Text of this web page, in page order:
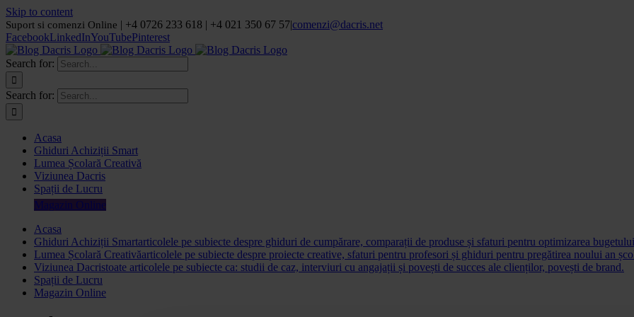
Skip to content
Suport si comenzi Online | +4 0726 233 618 | +4 021 350 67 57|comenzi@dacris.net
FacebookLinkedInYouTubePinterest
Search for:
Search for:
Acasa
Ghiduri Achiziții Smart
Lumea Școlară Creativă
Viziunea Dacris
Spații de Lucru
Magazin Online
Acasa
Ghiduri Achiziții Smartarticolele pe subiecte despre ghiduri de cumpărare, comparații de produse și sfaturi pentru optimizarea
Lumea Școlară Creativăarticolele pe subiecte despre proiecte creative, sfaturi pentru profesori și ghiduri pentru pregătirea noului an
Viziunea Dacristoate articolele pe subiecte ca: studii de caz, interviuri cu angajații și povești de succes ale clienților, povești de brand.
Spații de Lucru
Magazin Online